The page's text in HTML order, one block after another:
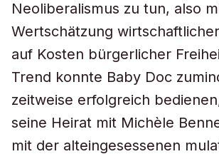
Neoliberalismus zu tun, also
Wertschätzung
auf Kosten bürgerlicher
Trend konnte Baby Doc
zeitweise erfolgreich
seine Heirat mit Michèle
mit der alteingesessenen